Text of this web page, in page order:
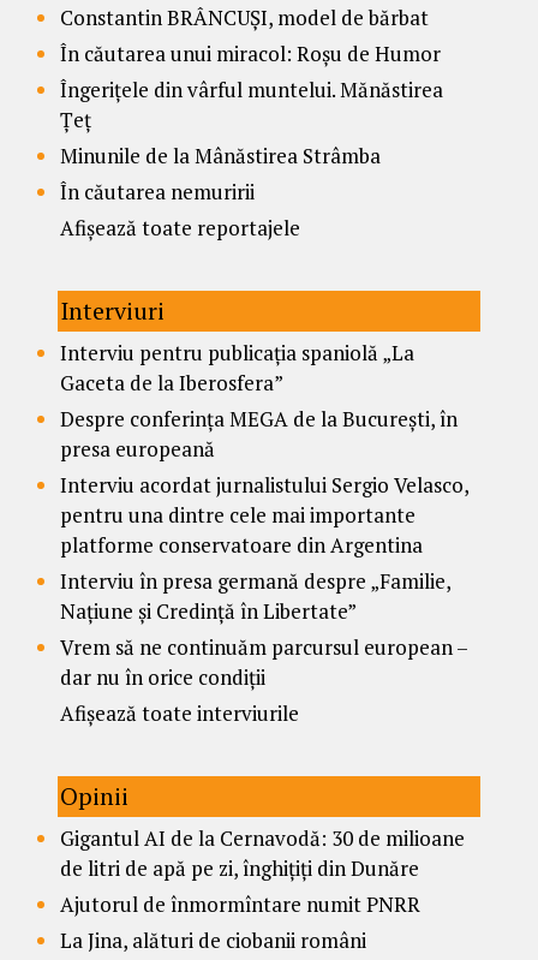
Constantin BRÂNCUȘI, model de bărbat
În căutarea unui miracol: Roșu de Humor
Îngerițele din vârful muntelui. Mănăstirea
Țeț
Minunile de la Mânăstirea Strâmba
În căutarea nemuririi
Afișează toate reportajele
Interviuri
Interviu pentru publicația spaniolă „La
Gaceta de la Iberosfera”
Despre conferința MEGA de la București, în
presa europeană
Interviu acordat jurnalistului Sergio Velasco,
pentru una dintre cele mai importante
platforme conservatoare din Argentina
Interviu în presa germană despre „Familie,
Națiune și Credință în Libertate”
Vrem să ne continuăm parcursul european –
dar nu în orice condiții
Afișează toate interviurile
Opinii
Gigantul AI de la Cernavodă: 30 de milioane
de litri de apă pe zi, înghițiți din Dunăre
Ajutorul de înmormîntare numit PNRR
La Jina, alături de ciobanii români